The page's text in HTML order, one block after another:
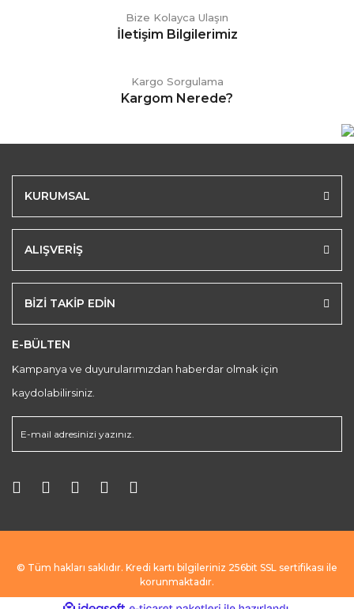
Bize Kolayca Ulaşın
İletişim Bilgilerimiz
Kargo Sorgulama
Kargom Nerede?
KURUMSAL
ALIŞVERİŞ
BİZİ TAKİP EDİN
E-BÜLTEN
Kampanya ve duyurularımızdan haberdar olmak için
kaydolabilirsiniz.
© Tüm hakları saklıdır. Kredi kartı bilgileriniz 256bit SSL sertifikası ile
korunmaktadır.